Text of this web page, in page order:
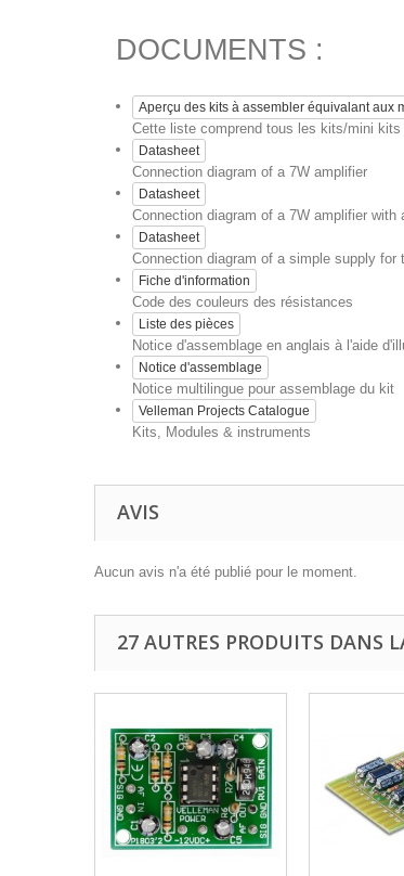
DOCUMENTS :
Aperçu des kits à assembler équivalant aux
Cette liste comprend tous les kits/mini
Datasheet
Connection diagram of a 7W amplifier
Datasheet
Connection diagram of a 7W amplifier with
Datasheet
Connection diagram of a simple supply
Fiche d'information
Code des couleurs des résistances
Liste des pièces
Notice d'assemblage en anglais à l'aide
Notice d'assemblage
Notice multilingue pour assemblage du kit
Velleman Projects Catalogue
Kits, Modules & instruments
AVIS
Aucun avis n'a été publié pour le moment.
27 AUTRES PRODUITS DANS